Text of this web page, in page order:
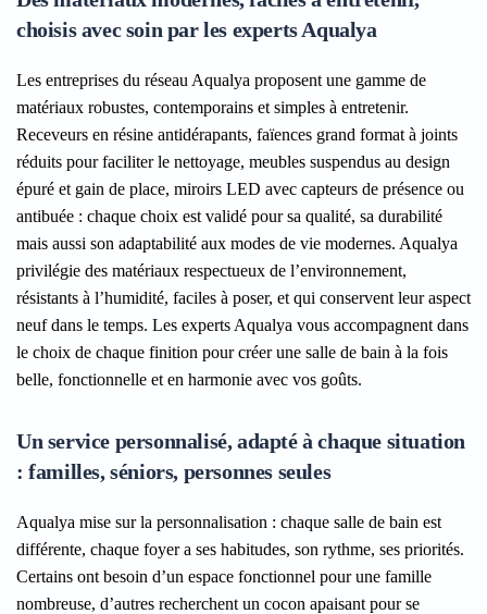
choisis avec soin par les experts Aqualya
Les entreprises du réseau Aqualya proposent une gamme de
matériaux robustes, contemporains et simples à entretenir.
Receveurs en résine antidérapants, faïences grand format à joints
réduits pour faciliter le nettoyage, meubles suspendus au design
épuré et gain de place, miroirs LED avec capteurs de présence ou
antibuée : chaque choix est validé pour sa qualité, sa durabilité
mais aussi son adaptabilité aux modes de vie modernes. Aqualya
privilégie des matériaux respectueux de l’environnement,
résistants à l’humidité, faciles à poser, et qui conservent leur aspect
neuf dans le temps. Les experts Aqualya vous accompagnent dans
le choix de chaque finition pour créer une salle de bain à la fois
belle, fonctionnelle et en harmonie avec vos goûts.
Un service personnalisé, adapté à chaque situation
: familles, séniors, personnes seules
Aqualya mise sur la personnalisation : chaque salle de bain est
différente, chaque foyer a ses habitudes, son rythme, ses priorités.
Certains ont besoin d’un espace fonctionnel pour une famille
nombreuse, d’autres recherchent un cocon apaisant pour se